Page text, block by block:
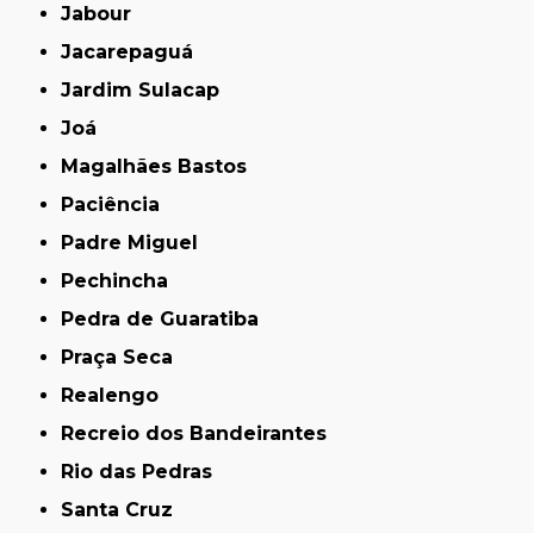
Jabour
Jacarepaguá
Jardim Sulacap
Joá
Magalhães Bastos
Paciência
Padre Miguel
Pechincha
Pedra de Guaratiba
Praça Seca
Realengo
Recreio dos Bandeirantes
Rio das Pedras
Santa Cruz